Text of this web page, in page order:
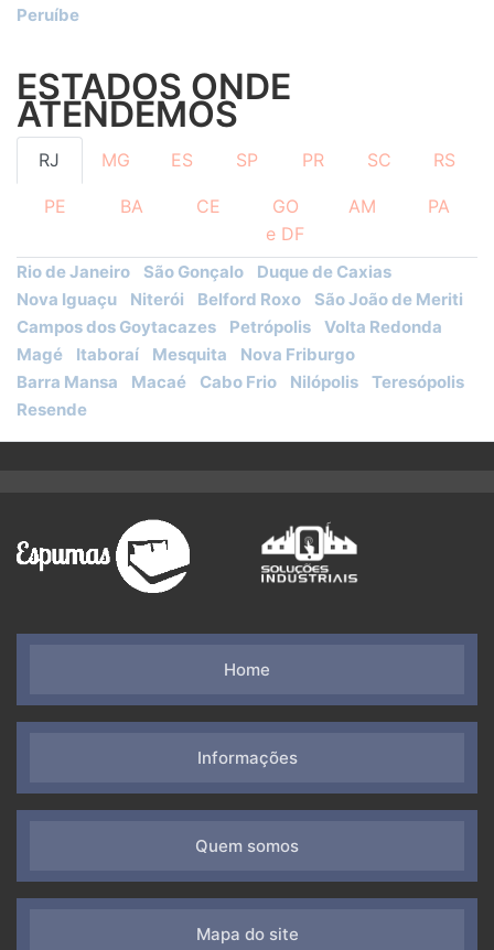
Peruíbe
ESTADOS ONDE
ATENDEMOS
RJ MG ES SP PR SC RS
PE BA CE
GO
e DF
AM PA
Rio de Janeiro São Gonçalo
Duque de Caxias
Nova Iguaçu
Niterói Belford Roxo
São João de Meriti
Campos dos Goytacazes
Petrópolis
Volta Redonda
Magé
Itaboraí Mesquita
Nova Friburgo
Barra Mansa
Macaé Cabo Frio Nilópolis
Teresópolis
Resende
Home
Informações
Quem somos
Mapa do site